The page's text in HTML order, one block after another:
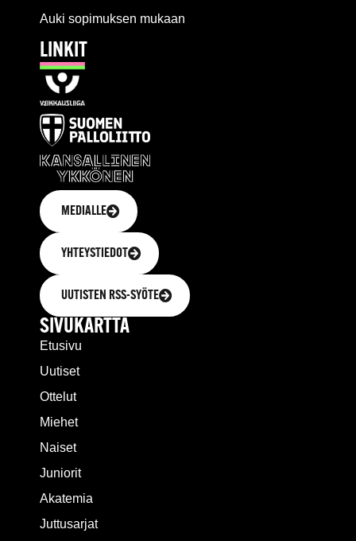
Auki sopimuksen mukaan
LINKIT
MEDIALLE
YHTEYSTIEDOT
UUTISTEN RSS-SYÖTE
SIVUKARTTA
Etusivu
Uutiset
Ottelut
Miehet
Naiset
Juniorit
Akatemia
Juttusarjat